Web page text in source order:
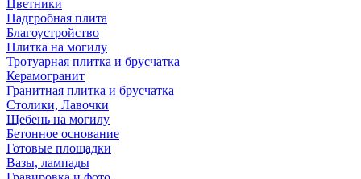
Цветники
Надгробная плита
Благоустройство
Плитка на могилу
Тротуарная плитка и брусчатка
Керамогранит
Гранитная плитка и брусчатка
Столики, Лавочки
Щебень на могилу
Бетонное основание
Готовые площадки
Вазы, лампады